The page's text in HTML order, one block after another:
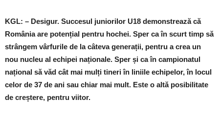
KGL: – Desigur. Succesul juniorilor U18 demonstrează că
România are potențial pentru hochei. Sper ca în scurt timp să
strângem vârfurile de la câteva generații, pentru a crea un
nou nucleu al echipei naționale. Sper și ca în campionatul
național să văd cât mai mulți tineri în liniile echipelor, în locul
celor de 37 de ani sau chiar mai mult. Este o altă posibilitate
de creștere, pentru viitor.